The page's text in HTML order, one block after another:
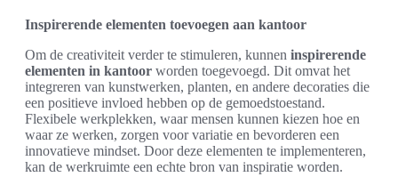
Inspirerende elementen toevoegen aan kantoor
Om de creativiteit verder te stimuleren, kunnen inspirerende
elementen in kantoor worden toegevoegd. Dit omvat het
integreren van kunstwerken, planten, en andere decoraties die
een positieve invloed hebben op de gemoedstoestand.
Flexibele werkplekken, waar mensen kunnen kiezen hoe en
waar ze werken, zorgen voor variatie en bevorderen een
innovatieve mindset. Door deze elementen te implementeren,
kan de werkruimte een echte bron van inspiratie worden.